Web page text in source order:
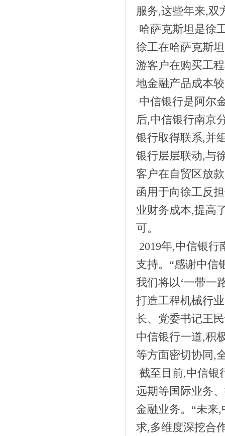
服务,这些年来,双
哈萨克斯坦是徐
徐工在哈萨克斯
游客户在购买工
地金融产品成本
中信银行是阿尔
后,中信银行南京
银行取得联系,并
银行层层联动,与
客户在自贸区放
函用于向徐工反
业财务成本,提高
可。
2019年,中信银
支持。“感谢中信
我们将以‘一带一
打造工程机械行
长、党委书记王
中信银行一道,积
等方面密切协同,
截至目前,中信银
远期等国际业务
金融业务。“未来,
求,多维度深挖合